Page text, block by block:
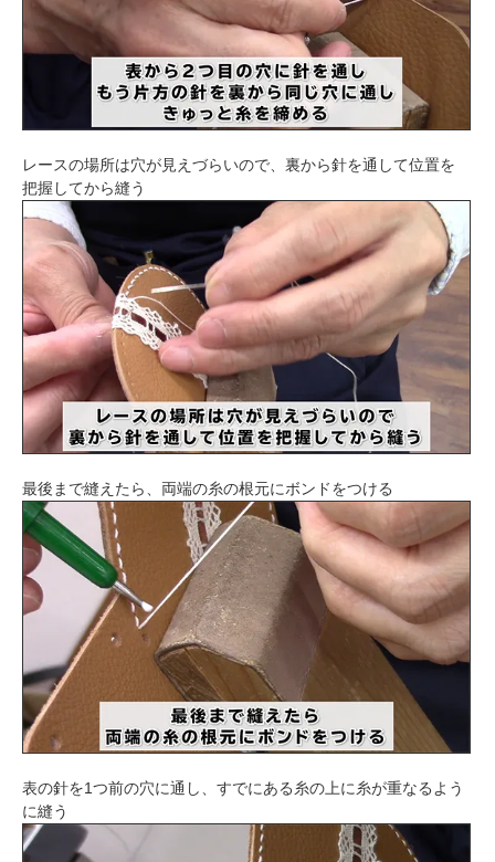
レースの場所は穴が見えづらいので、裏から針を通して位置を
把握してから縫う
最後まで縫えたら、両端の糸の根元にボンドをつける
表の針を1つ前の穴に通し、すでにある糸の上に糸が重なるよう
に縫う